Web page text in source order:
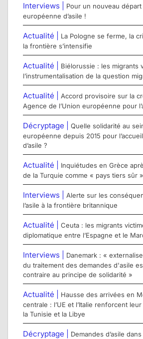
Interviews |
Pour un nouveau
européenne d’asile !
Actualité |
La Pologne se ferme, la
la frontière s’intensifie
Actualité |
Biélorussie : les migrants
l’instrumentalisation de la question
Actualité | Accord provisoire sur la
Agence de l’Union européenne pour
Décryptage | Quelle solidarité au
européenne depuis 2015 pour
d’asile ?
Actualité |
Inquiétudes en Grèce
de la Turquie comme « pays tiers sûr »
Interviews | Alerte sur les
l’asile à la frontière britannique
Actualité | Ceuta : les migrants
diplomatique entre l’Espagne et le
Interviews |
Danemark : «
du traitement des demandes d'asile
contraire au principe de solidarité »
Actualité |
Hausse des arrivées en
centrale : l’UE et l’Italie renforcent
la Tunisie et la Libye
Décryptage |
Demandes d’asile dans